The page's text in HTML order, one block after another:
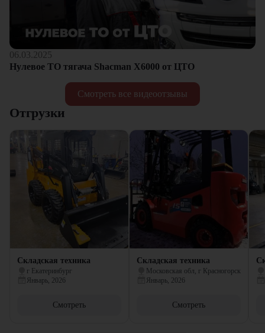
Смотреть все видеоотзывы
06.03.2025
Нулевое ТО тягача Shacman Х6000 от ЦТО
Отгрузки
Складская техника
г Екатеринбург
Январь, 2026
Смотреть
Складская техника
Московская обл, г Красногорск
Январь, 2026
Смотреть